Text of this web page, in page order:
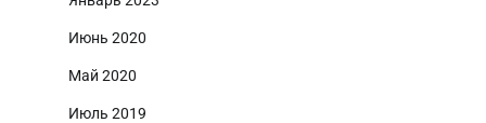
Июнь 2020
Май 2020
Июль 2019